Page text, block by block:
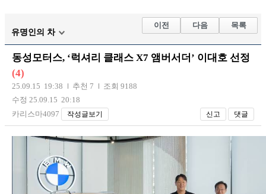
해외축구
국내축구
유명인의 차
이전 다음 목록
동성모터스, ‘럭셔리 클래스 X7 앰버서더’ 이대호 선정
(4)
25.09.15 19:38 추천 7
조회 9188
수정 25.09.15 20:18
카리스마4097
작성글보기 신고 댓글